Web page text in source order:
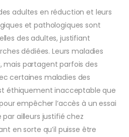
adultes en réduction et leurs
et pathologiques sont
des adultes, justifiant
dédiées. Leurs maladies
mais partagent parfois des
certaines maladies des
éthiquement inacceptable que
empêcher l’accès à un essai
ailleurs justifié chez
en sorte qu’il puisse être